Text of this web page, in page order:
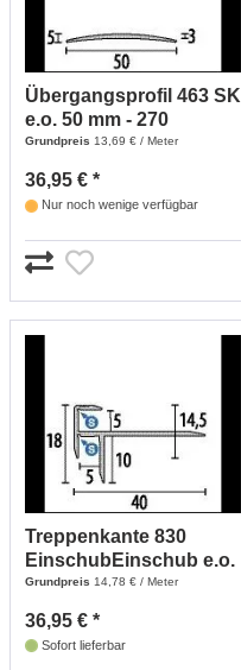
Übergangsprofil 463 SK
e.o. 50 mm - 270
(edelstahl Optik)
Grundpreis 13,69 € / Meter
36,95 € *
Nur noch wenige verfügbar
Treppenkante 830
EinschubEinschub e.o.
5 mm - 250 (edelstahl
Grundpreis 14,78 € / Meter
36,95 € *
Sofort lieferbar